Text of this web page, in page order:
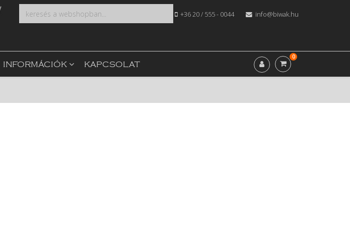
+36 20 / 555 - 0044 info@biwak.hu
0
INFORMÁCIÓK KAPCSOLAT